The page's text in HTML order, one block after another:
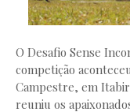
O Desafio Sense
competição
Campestre, em
reuniu os